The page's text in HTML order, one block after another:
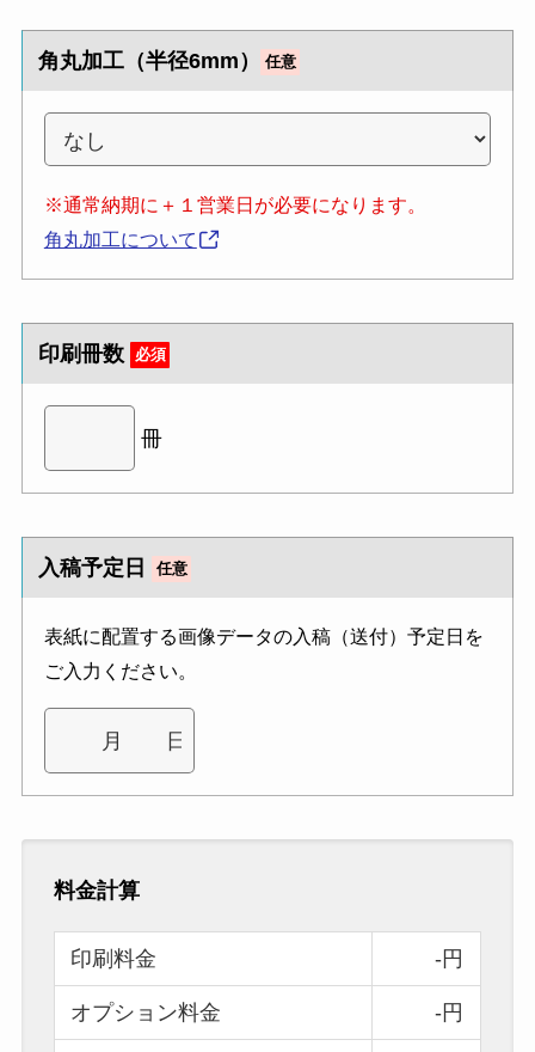
角丸加工（半径6mm） 任意
※通常納期に＋１営業日が必要になります。
角丸加工について
印刷冊数 必須
冊
入稿予定日 任意
表紙に配置する画像データの入稿（送付）予定日を
ご入力ください。
料金計算
印刷料金 -円
オプション料金 -円